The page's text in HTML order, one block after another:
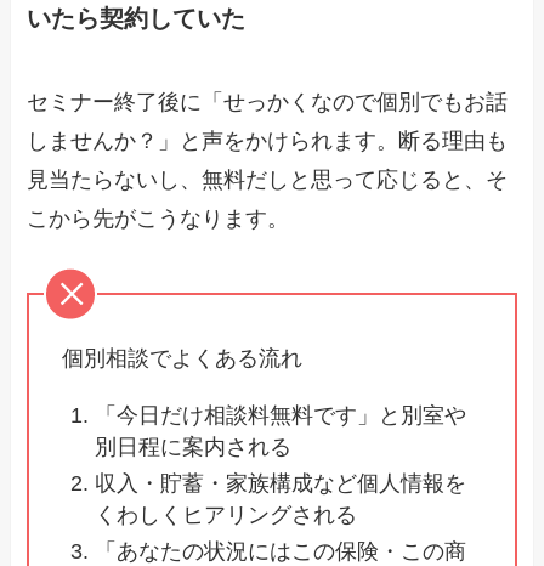
いたら契約していた
セミナー終了後に「せっかくなので個別でもお話
しませんか？」と声をかけられます。断る理由も
見当たらないし、無料だしと思って応じると、そ
こから先がこうなります。
個別相談でよくある流れ
「今日だけ相談料無料です」と別室や
別日程に案内される
収入・貯蓄・家族構成など個人情報を
くわしくヒアリングされる
「あなたの状況にはこの保険・この商